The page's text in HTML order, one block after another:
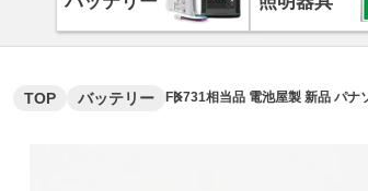
TOP バッテリー FK731相当品 電池屋製 新品 パナ